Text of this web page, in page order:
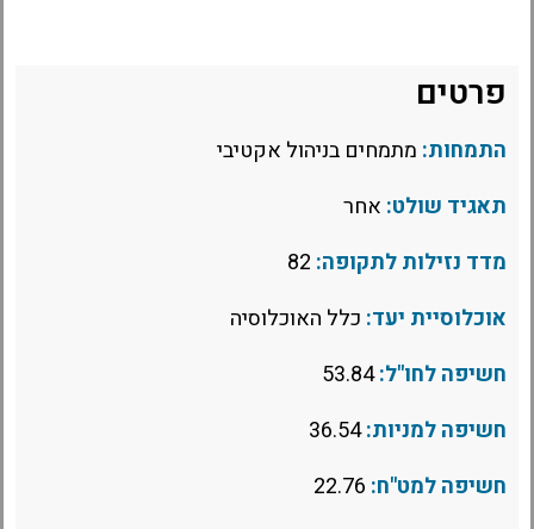
פרטים
התמחות: מתמחים בניהול אקטיבי
תאגיד שולט: אחר
מדד נזילות לתקופה:
אוכלוסיית יעד: כלל האוכלוסיה
חשיפה לחו"ל:53.84
חשיפה למניות:36.54
חשיפה למט"ח: